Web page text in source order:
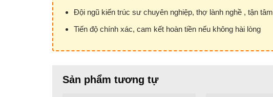
Đội ngũ kiến trúc sư chuyên nghiệp, thợ lành nghề , tận tâm
Tiến độ chính xác, cam kết hoàn tiền nếu không hài lòng
Sản phẩm tương tự